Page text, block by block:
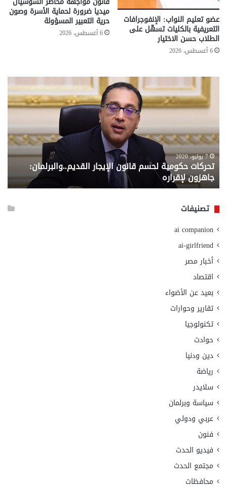
عضو تعليم النواب: الإنفوجرافات
التعريفية بالكليات تسهّل على
الطلاب حسن الاختيار
6 أغسطس، 2026
ميديا ضرورة لحماية الأسرة وصون
حرية التعبير المسؤولة
6 أغسطس، 2026
تحركات
حكومية
لحسم
قانون
القديم..والبرلمان:
جاهزون
لإقراره
7 يوليو، 2020
تحركات حكومية لحسم قانون الإيجار القديم..والبرلمان:
جاهزون لإقراره
..
من
تصنيفات
ai companion
ai-girlfriend
أخبار مصر
اقتصاد
بعيد عن الأضواء
تقارير وحوارات
تكنولوجيا
حوادث
دين ودنيا
رياضة
سلايدر
سياسة وبرلمان
عربي ودولي
فنون
فيديو الحدث
مجتمع الحدث
محافظات